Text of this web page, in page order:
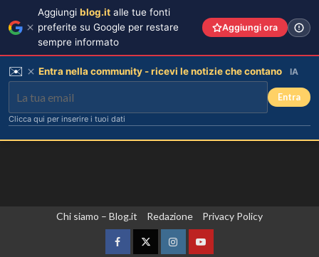
Chi siamo – Blog.it Redazione Privacy Policy
FacebookTwitterInstagramYouTube
Aggiungi blog.it alle tue fonti
preferite su Google per restare
sempre informato
Aggiungi ora
✉️ Entra nella community - ricevi le notizie che contano IA
Entra
Clicca qui per inserire i tuoi dati